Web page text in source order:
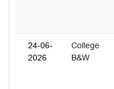
24-06-
2026
College
B&W